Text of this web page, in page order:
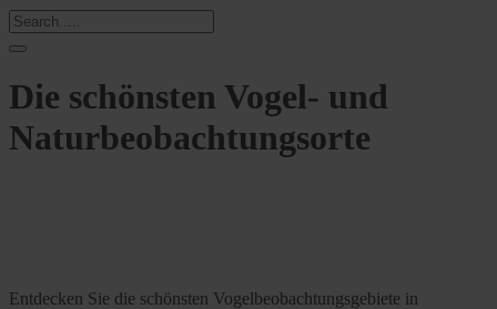
Die schönsten Vogel- und
Naturbeobachtungsorte
Entdecken Sie die schönsten Vogelbeobachtungsgebiete in